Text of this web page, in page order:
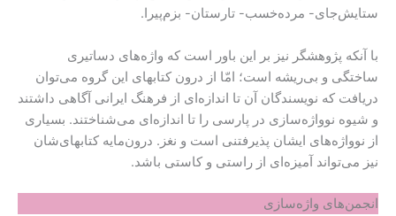
ستایش‌جای- مرده‌خسب- تارستان- بزم‌پیرا.
با آنکه پژوهشگر نیز بر این باور است که واژه‌های دساتیری
ساختگی و بی‌ریشه است؛ امّا از درون کتابهای این گروه می‌توان
دریافت که نویسندگان آن تا اندازه‌ای از فرهنگ ایرانی آگاهی داشتند
و شیوه نوواژه‌‌سازی در پارسی را تا اندازه‌ای می‌شناختند. بسیاری
از نوواژه‌های ایشان پذیرفتنی است و نغز. درون‌مایه کتابهای‌شان
نیز می‌تواند آمیزه‌ای از راستی و کاستی باشد.
انجمن‌های واژه‌سازی